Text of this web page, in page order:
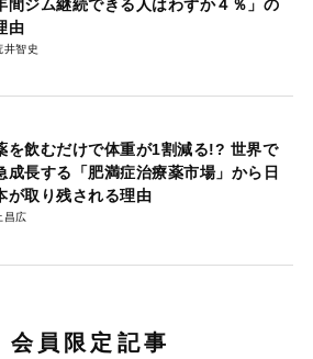
間ジム継続できる人はわずか４％」の
由
井智史
を飲むだけで体重が1割減る!? 世界で
成長する「肥満症治療薬市場」から日
が取り残される理由
昌広
会員限定記事